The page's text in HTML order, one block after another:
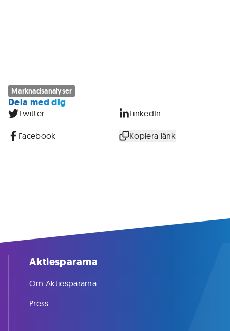
Marknadsanalyser
Dela med dig
Twitter LinkedIn
Facebook Kopiera länk
Aktiespararna
Om Aktiespararna
Press